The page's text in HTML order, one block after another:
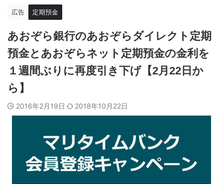
広告 定期預金
あおぞら銀行のあおぞらダイレクト定期
預金とあおぞらネット定期預金の金利を
１週間ぶりに再度引き下げ【2月22日か
ら】
2016年2月19日 2018年10月22日